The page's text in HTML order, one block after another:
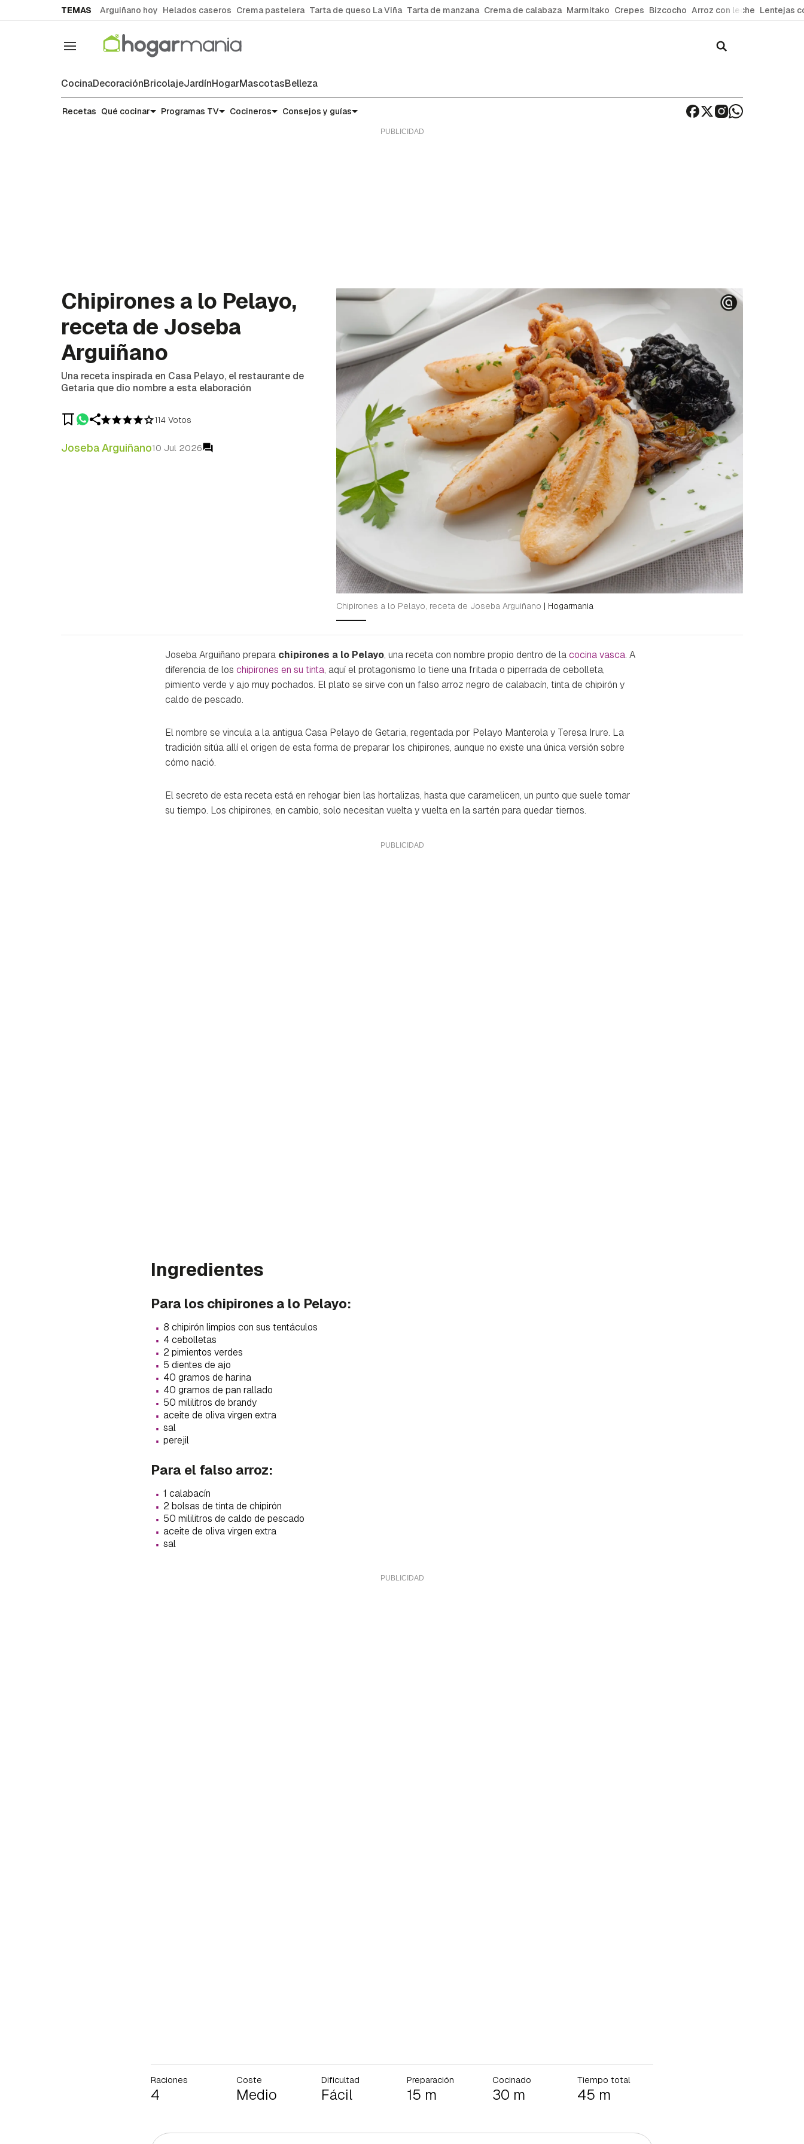
TEMAS Arguiñano hoy Helados caseros Crema pastelera Tarta de queso La Viña Tarta de manzana Crema de calabaza Marmitako Crepes Bizcocho Arroz con leche Lentejas
Navegación
CocinaDecoraciónBricolajeJardínHogarMascotasBelleza
Recetas
Recetas Qué cocinar Programas TV Cocineros Consejos y guías
Chipirones a lo Pelayo,
receta de Joseba
Arguiñano
Una receta inspirada en Casa Pelayo, el restaurante de
Getaria que dio nombre a esta elaboración
Guardar como favorito
Para poder guardar como favorito, primero has de iniciar sesión con tu
114 Votos
Joseba Arguiñano10 Jul 2026
Chipirones a lo Pelayo, receta de Joseba Arguiñano | Hogarmania
Joseba Arguiñano prepara chipirones a lo Pelayo, una receta con nombre propio dentro de lacocina vasca. A
diferencia de los chipirones en su tinta, aquí el protagonismo lo tiene una fritada o piperrada de cebolleta,
pimiento verde y ajo muy pochados. El plato se sirve con un falso arroz negro de calabacín, tinta de chipirón y
caldo de pescado.
El nombre se vincula a la antigua Casa Pelayo de Getaria, regentada por Pelayo Manterola y Teresa Irure. La
tradición sitúa allí el origen de esta forma de preparar los chipirones, aunque no existe una única versión sobre
cómo nació.
El secreto de esta receta está en rehogar bien las hortalizas, hasta que caramelicen, un punto que suele tomar
su tiempo. Los chipirones, en cambio, solo necesitan vuelta y vuelta en la sartén para quedar tiernos.
Ingredientes
Para los chipirones a lo Pelayo:
· 8 chipirón limpios con sus tentáculos
· 4 cebolletas
· 2 pimientos verdes
· 5 dientes de ajo
· 40 gramos de harina
· 40 gramos de pan rallado
· 50 mililitros de brandy
· aceite de oliva virgen extra
· sal
· perejil
Para el falso arroz:
· 1 calabacín
· 2 bolsas de tinta de chipirón
· 50 mililitros de caldo de pescado
· aceite de oliva virgen extra
· sal
Raciones
4
Coste
Medio
Dificultad
Fácil
Preparación
15 m
Cocinado
30 m
Tiempo total
45 m
Contenido enviado